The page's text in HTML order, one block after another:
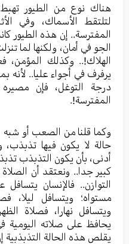
هناك نوع من الطيور
لتلتقط الأسماك، وفي
المفترسة.. إن هذه الطيور
الجو في أمان، ولكنها لما
الهلاك!.. وكذلك المؤمن،
يرفرف في أجواء عليا.. لأنه
درجة التوغل، فإن
المفترسة!.
وكما قلنا من الصعب أو
حالة لا يكون فيها
أدنى، بأن يكون التذبذب
كبير جدا.. ونعتقد أن الصلاة
التوازن.. فالإنسان
مستواه؛ ويتسافل ليلا،
ويتسافل نهارا، فصلاة
يحافظ على صلاته
يقلص هذه الحالة التذبذبية